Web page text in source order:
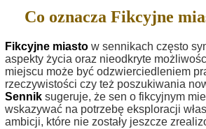
Co oznacza Fikcyjne
Fikcyjne miasto w sennikach często
aspekty życia oraz nieodkryte
miejscu może być odzwierciedleniem
rzeczywistości czy też poszukiwania
Sennik sugeruje, że sen o fikcyjnym
wskazywać na potrzebę eksploracji
ambicji, które nie zostały jeszcze